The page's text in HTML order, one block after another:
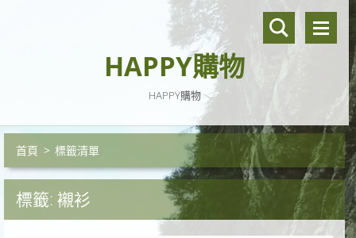
HAPPY購物
HAPPY購物
首頁 > 標籤清單
標籤: 襯衫